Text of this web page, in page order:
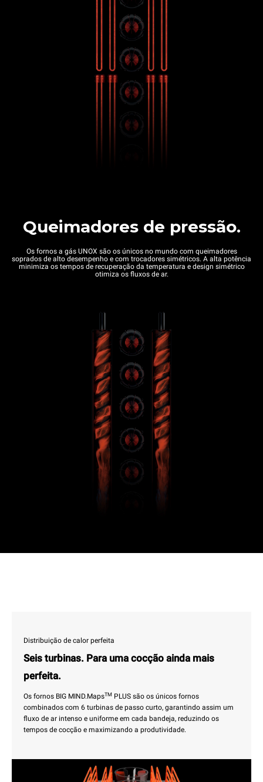
Queimadores de pressão.
Os fornos a gás UNOX são os únicos no mundo com queimadores
soprados de alto desempenho e com trocadores simétricos. A alta potência
minimiza os tempos de recuperação da temperatura e design simétrico
otimiza os fluxos de ar.
Distribuição de calor perfeita
Seis turbinas. Para uma cocção ainda mais
perfeita.
Os fornos BIG MIND.MapsTM PLUS são os únicos fornos
combinados com 6 turbinas de passo curto, garantindo assim um
fluxo de ar intenso e uniforme em cada bandeja, reduzindo os
tempos de cocção e maximizando a produtividade.